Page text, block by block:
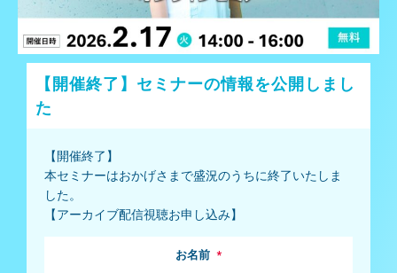
【開催終了】セミナーの情報を公開しまし
た
【開催終了】
本セミナーはおかげさまで盛況のうちに終了いたしま
した。
【アーカイブ配信視聴お申し込み】
お名前 *